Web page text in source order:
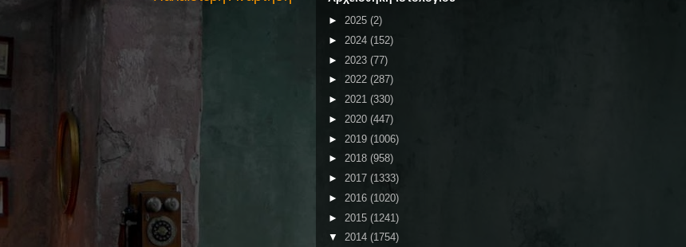
► 2025 (2)
► 2024 (152)
► 2023 (77)
► 2022 (287)
► 2021 (330)
► 2020 (447)
► 2019 (1006)
► 2018 (958)
► 2017 (1333)
► 2016 (1020)
► 2015 (1241)
▼ 2014 (1754)